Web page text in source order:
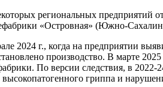
региональных предприятий
«Островная» (Южно-
2024 г., когда на предприятии
производство. В марте
По версии следствия, в
гриппа и